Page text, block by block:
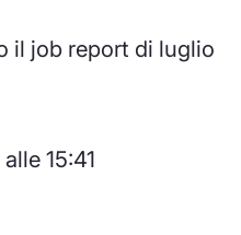
il job report di luglio
15:41